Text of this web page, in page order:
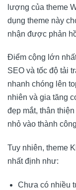
lượng của theme
dụng theme này
nhận được phản
Điểm cộng lớn
SEO và tốc độ tải
nhanh chóng lên
nhiên và gia tăng
đẹp mắt, thân
nhỏ vào thành
Tuy nhiên, theme
nhất định như:
Chưa có nhiều